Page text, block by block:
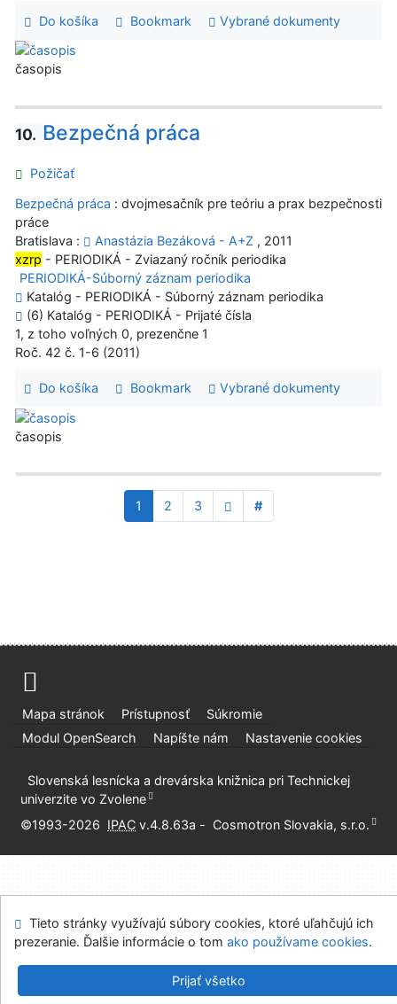
Do košíka Bookmark Vybrané dokumenty
časopis
10. Bezpečná práca
Požičať
Bezpečná práca : dvojmesačník pre teóriu a prax bezpečnosti
práce
Bratislava :
Anastázia Bezáková - A+Z , 2011
xzrp - PERIODIKÁ - Zviazaný ročník periodika
PERIODIKÁ-Súborný záznam periodika
Katalóg - PERIODIKÁ - Súborný záznam periodika
(6) Katalóg - PERIODIKÁ - Prijaté čísla
1, z toho voľných 0, prezenčne 1
Roč. 42 č. 1-6 (2011)
Do košíka Bookmark Vybrané dokumenty
časopis
1 2 3 #
Mapa stránok Prístupnosť
Súkromie
Modul OpenSearch
Napíšte nám Nastavenie cookies
Slovenská lesnícka a drevárska knižnica pri Technickej
univerzite vo Zvolene
©1993-2026 IPAC v.4.8.63a - Cosmotron Slovakia, s.r.o.
Tieto stránky využívajú súbory cookies, ktoré uľahčujú ich
prezeranie. Ďalšie informácie o tom ako používame cookies.
Prijať všetko